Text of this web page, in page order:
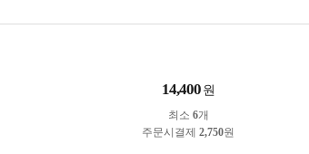
14,400 원
최소 6개
주문시결제 2,750원